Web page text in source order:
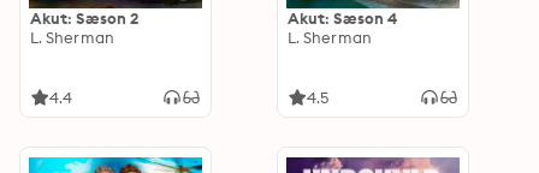
Akut: Sæson 2
L. Sherman
4.4
Akut: Sæson 4
L. Sherman
4.5